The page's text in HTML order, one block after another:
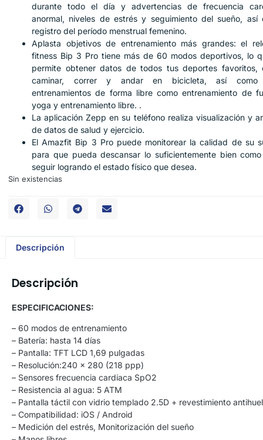
durante todo el día y advertencias de frecuencia
anormal, niveles de estrés y seguimiento del sueño, así
registro del período menstrual femenino.
Aplasta objetivos de entrenamiento más grandes: el
fitness Bip 3 Pro tiene más de 60 modos deportivos, lo
permite obtener datos de todos tus deportes favoritos,
caminar, correr y andar en bicicleta, así como
entrenamientos de forma libre como entrenamiento de
yoga y entrenamiento libre. .
La aplicación Zepp en su teléfono realiza visualización y
de datos de salud y ejercicio.
El Amazfit Bip 3 Pro puede monitorear la calidad de su
para que pueda descansar lo suficientemente bien
seguir logrando el estado físico que desea.
Sin existencias
Descripción
Descripción
ESPECIFICACIONES:
– 60 modos de entrenamiento
– Batería: hasta 14 días
– Pantalla: TFT LCD 1,69 pulgadas
– Resolución:240 x 280 (218 ppp)
– Sensores frecuencia cardiaca SpO2
– Resistencia al agua: 5 ATM
– Pantalla táctil con vidrio templado 2.5D + revestimiento
– Compatibilidad: iOS / Android
– Medición del estrés, Monitorización del sueño